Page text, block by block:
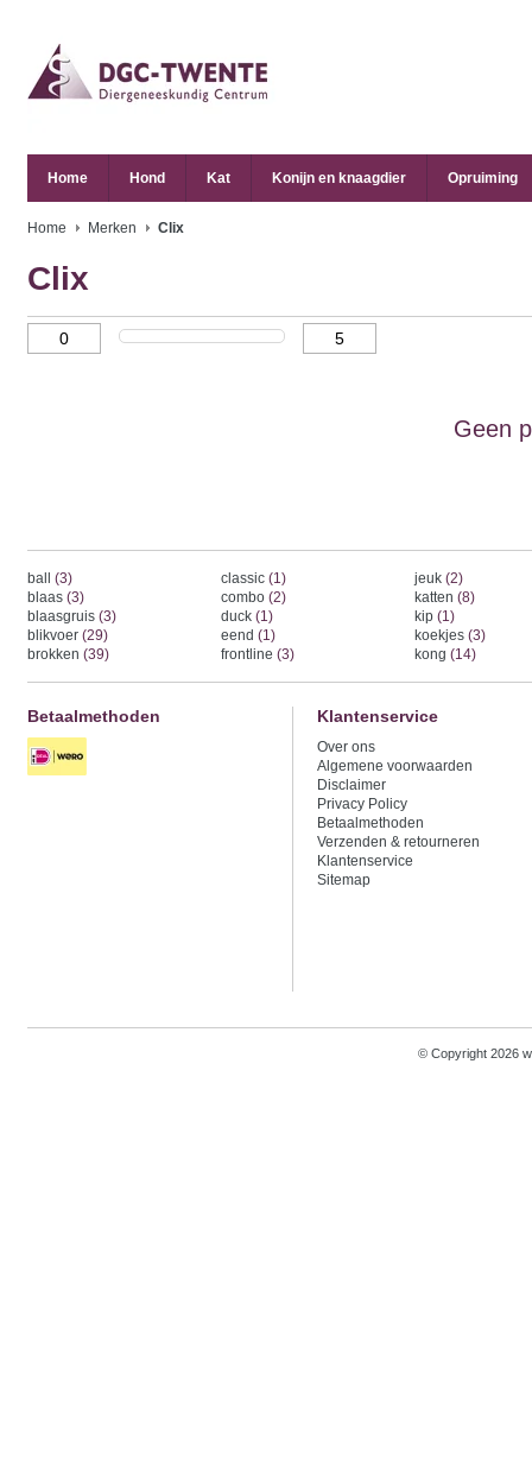
Home Hond Kat Konijn en knaagdier Opruiming
Home Merken Clix
Clix
Geen
ball (3)
blaas (3)
blaasgruis (3)
blikvoer (29)
brokken (39)
classic (1)
combo (2)
duck (1)
eend (1)
frontline (3)
jeuk (2)
katten (8)
kip (1)
koekjes (3)
kong (14)
Betaalmethoden Klantenservice
Over ons
Algemene voorwaarden
Disclaimer
Privacy Policy
Betaalmethoden
Verzenden & retourneren
Klantenservice
Sitemap
© Copyright 2026